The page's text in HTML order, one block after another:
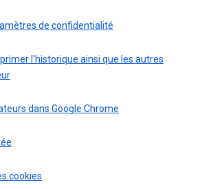
de confidentialité
l'historique ainsi que les autres
dans Google Chrome
cookies